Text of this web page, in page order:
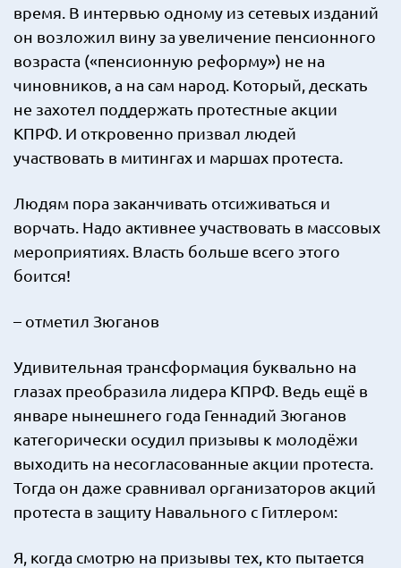
время. В интервью одному из сетевых изданий
он возложил вину за увеличение пенсионного
возраста («пенсионную реформу») не на
чиновников, а на сам народ. Который, дескать
не захотел поддержать протестные акции
КПРФ. И откровенно призвал людей
участвовать в митингах и маршах протеста.
Людям пора заканчивать отсиживаться и
ворчать. Надо активнее участвовать в массовых
мероприятиях. Власть больше всего этого
боится!
– отметил Зюганов
Удивительная трансформация буквально на
глазах преобразила лидера КПРФ. Ведь ещё в
январе нынешнего года Геннадий Зюганов
категорически осудил призывы к молодёжи
выходить на несогласованные акции протеста.
Тогда он даже сравнивал организаторов акций
протеста в защиту Навального с Гитлером:
Я, когда смотрю на призывы тех, кто пытается